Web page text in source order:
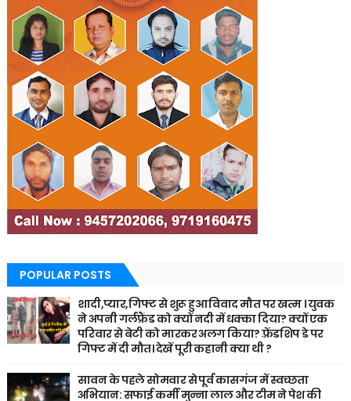
POPULAR POSTS
शादी,प्यार,गिफ्ट से शुरू हुआ विवाद मौत पर खत्म । युवक
ने अपनी गर्लफ्रैंड को क्यों नदी में धक्का दिया? क्यों एक
परिवार से बेटी को मारकर अलग किया? फ़्रेंडशिप डे पर
गिफ्ट में दी मौत। देखें पूरी कहानी क्या थी ?
सावन के पहले सोमवार से पूर्व कासगंज में स्वच्छता
अभियान: सफाई कर्मी मुन्ना लाल और टीम ने पेश की